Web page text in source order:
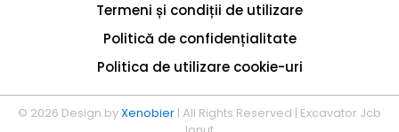
Termeni și condiții de utilizare
Politică de confidențialitate
Politica de utilizare cookie-uri
© 2026 Design byXenobier | All Rights Reserved | Excavator Jcb